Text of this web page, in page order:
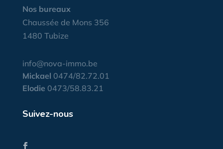
Nos bureaux
Chaussée de Mons 356
1480 Tubize
info@nova-immo.be
Mickael 0474/82.72.01
Elodie 0473/58.83.21
Suivez-nous